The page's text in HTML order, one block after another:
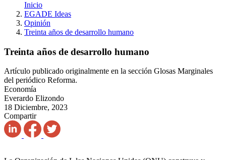
Inicio
EGADE Ideas
Opinión
Treinta años de desarrollo humano
Treinta años de desarrollo humano
Artículo publicado originalmente en la sección Glosas Marginales
del periódico Reforma.
Economía
Everardo Elizondo
18 Diciembre, 2023
Compartir